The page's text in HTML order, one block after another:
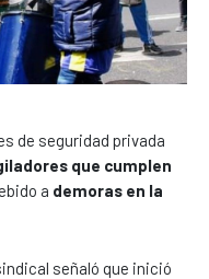
de seguridad privada
que cumplen
a demoras en la
señaló que inició